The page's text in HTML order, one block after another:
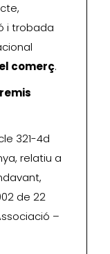
i trobada
comerç.
321-4d
relatiu a
de 22
–